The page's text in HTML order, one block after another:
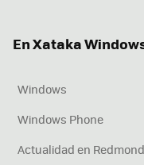
En Xataka
Windows
Windows Phone
Actualidad en Redmond